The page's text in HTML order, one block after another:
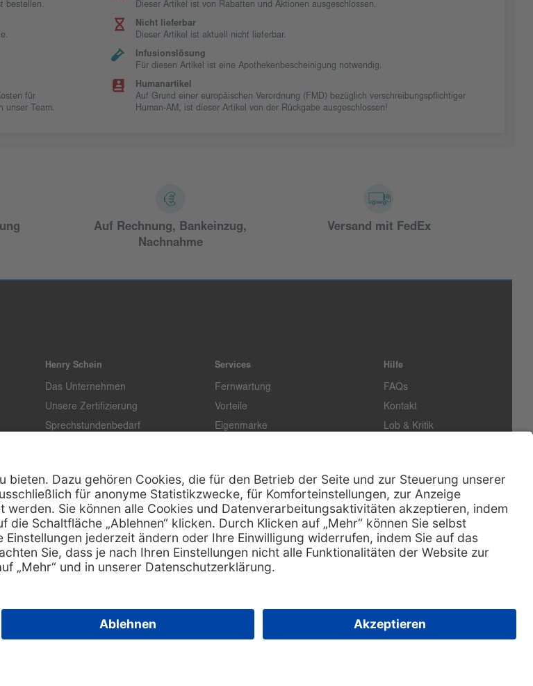
bestellen.
Dieser Artikel ist von Rabatten und Aktionen ausgeschlossen.
Nicht lieferbar
Dieser Artikel ist aktuell nicht lieferbar.
Infusionslösung
Für diesen Artikel ist eine Apothekenbescheinigung notwendig.
für
unser Team.
Humanartikel
Auf Grund einer europäischen Verordnung (FMD) bezüglich verschreibungspflichtiger
Human-AM, ist dieser Artikel von der Rückgabe ausgeschlossen!
Auf Rechnung, Bankeinzug,
Nachnahme
Versand mit FedEx
Henry Schein
Das Unternehmen
Unsere Zertifizierung
Sprechstundenbedarf
Services
Fernwartung
Vorteile
Eigenmarke
Kataloge
Hilfe
FAQs
Kontakt
Lob & Kritik
E-Rechnung
Zertifikat Rechtliches
Impressum
Datenschutz